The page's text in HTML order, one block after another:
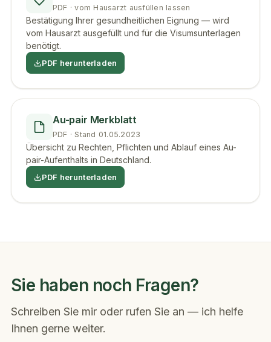
PDF · vom Hausarzt ausfüllen lassen
Bestätigung Ihrer gesundheitlichen Eignung — wird
vom Hausarzt ausgefüllt und für die Visumsunterlagen
benötigt.
PDF herunterladen
Au-pair Merkblatt
PDF · Stand 01.05.2023
Übersicht zu Rechten, Pflichten und Ablauf eines Au-
pair-Aufenthalts in Deutschland.
PDF herunterladen
Sie haben noch Fragen?
Schreiben Sie mir oder rufen Sie an — ich helfe
Ihnen gerne weiter.